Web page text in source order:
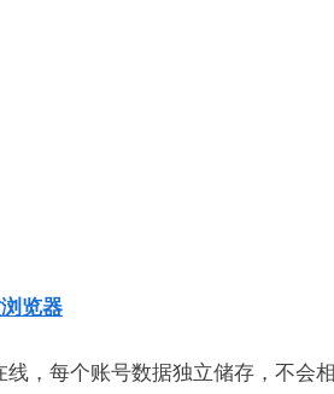
览器
，每个账号数据独立储存，不会